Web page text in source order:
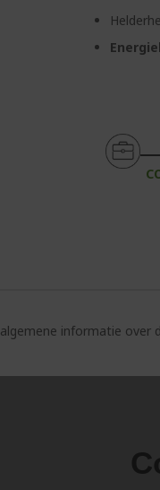
algemene informatie over